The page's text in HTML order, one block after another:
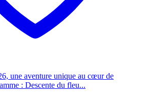
une aventure unique au cœur de
: Descente du fleu...